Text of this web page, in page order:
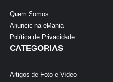
Quem Somos
Anuncie na eMania
Política de Privacidade
CATEGORIAS
Artigos de Foto e Vídeo